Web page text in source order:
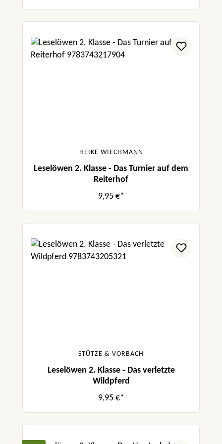
HEIKE WIECHMANN
Leselöwen 2. Klasse - Das Turnier auf dem
Reiterhof
9,95 €*
STÜTZE & VORBACH
Leselöwen 2. Klasse - Das verletzte
Wildpferd
9,95 €*